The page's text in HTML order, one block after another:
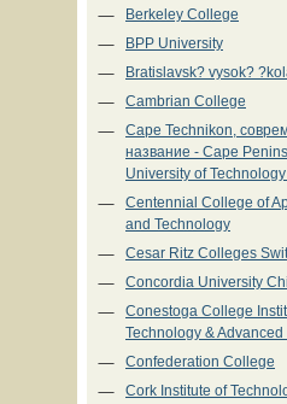
Berkeley College
BPP University
Bratislavsk? vysok?
Cambrian College
Cape Technikon,
название - Cape
University of
Centennial College of
and Technology
Cesar Ritz Colleges
Concordia University
Conestoga College
Technology &
Confederation College
Cork Institute of